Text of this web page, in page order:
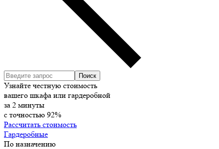
Узнайте честную стоимость
вашего шкафа или гардеробной
за 2 минуты
с точностью 92%
Рассчитать стоимость
Гардеробные
По назначению